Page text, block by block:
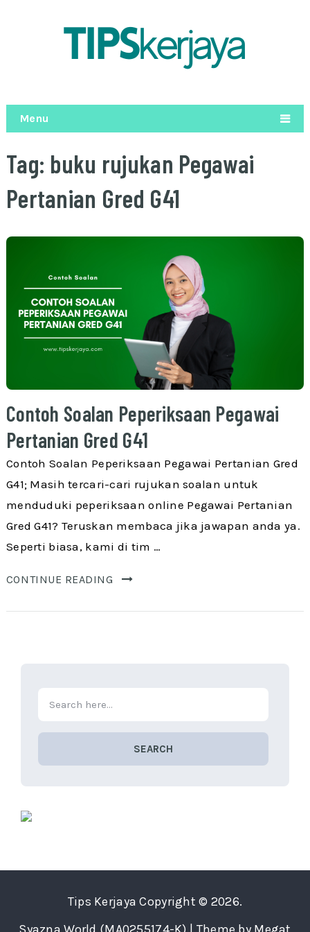
Menu
Tag: buku rujukan Pegawai
Pertanian Gred G41
Contoh Soalan Peperiksaan Pegawai
Pertanian Gred G41
Contoh Soalan Peperiksaan Pegawai Pertanian Gred
G41; Masih tercari-cari rujukan soalan untuk
menduduki peperiksaan online Pegawai Pertanian
Gred G41? Teruskan membaca jika jawapan anda ya.
Seperti biasa, kami di tim …
CONTINUE READING
SEARCH
Tips Kerjaya Copyright © 2026.